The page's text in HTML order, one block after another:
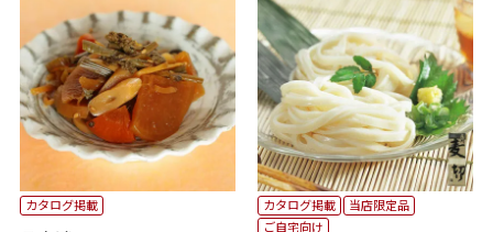
カタログ掲載 カタログ掲載
当店限定品
ご自宅向け